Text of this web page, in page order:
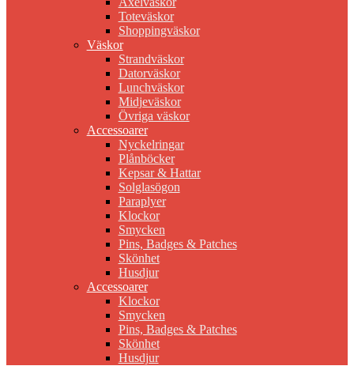
Toteväskor
Shoppingväskor
Väskor
Strandväskor
Datorväskor
Lunchväskor
Midjeväskor
Övriga väskor
Accessoarer
Nyckelringar
Plånböcker
Kepsar & Hattar
Solglasögon
Paraplyer
Klockor
Smycken
Pins, Badges & Patches
Skönhet
Husdjur
Accessoarer
Klockor
Smycken
Pins, Badges & Patches
Skönhet
Husdjur